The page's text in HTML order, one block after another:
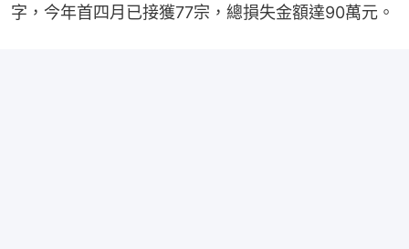
字，今年首四月已接獲77宗，總損失金額達90萬元。